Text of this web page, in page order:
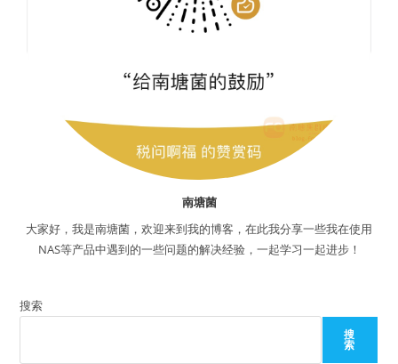
南塘菌
大家好，我是南塘菌，欢迎来到我的博客，在此我分享一些我在使用
NAS等产品中遇到的一些问题的解决经验，一起学习一起进步！
搜索
搜
索